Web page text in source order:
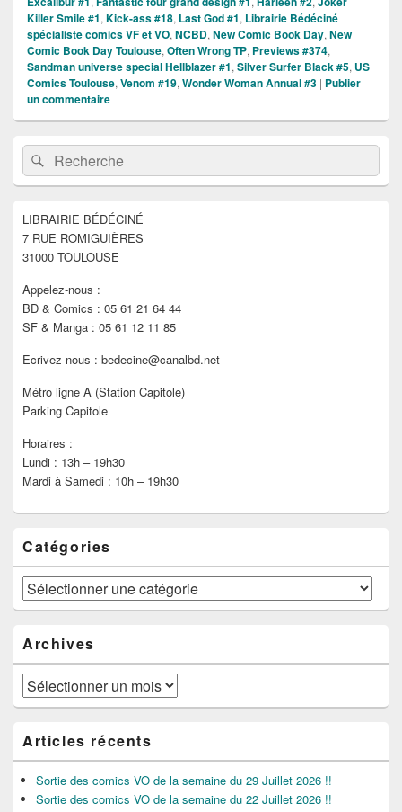
Killer Smile #1, Kick-ass #18, Last God #1, Librairie Bédéciné
spécialiste comics VF et VO, NCBD, New Comic Book Day, New
Comic Book Day Toulouse, Often Wrong TP, Previews #374,
Sandman universe special Hellblazer #1, Silver Surfer Black #5, US
Comics Toulouse, Venom #19, Wonder Woman Annual #3 | Publier
un commentaire
Zone
principale
de
widget
barre
latérale
Recherche :Rechercher
LIBRAIRIE BÉDÉCINÉ
7 RUE ROMIGUIÈRES
31000 TOULOUSE
Appelez-nous :
BD & Comics : 05 61 21 64 44
SF & Manga : 05 61 12 11 85
Ecrivez-nous : bedecine@canalbd.net
Métro ligne A (Station Capitole)
Parking Capitole
Horaires :
Lundi : 13h – 19h30
Mardi à Samedi : 10h – 19h30
Catégories
Catégories
Archives
Archives
Articles récents
Sortie des comics VO de la semaine du 29 Juillet 2026 !!
Sortie des comics VO de la semaine du 22 Juillet 2026 !!